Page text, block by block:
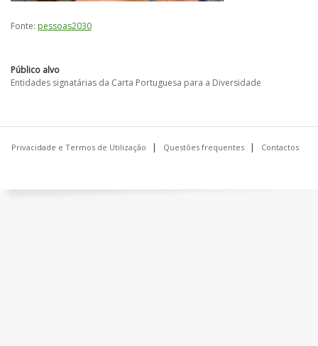
Fonte: pessoas2030
Público alvo
Entidades signatárias da Carta Portuguesa para a Diversidade
Privacidade e Termos de Utilização Questões frequentes Contactos